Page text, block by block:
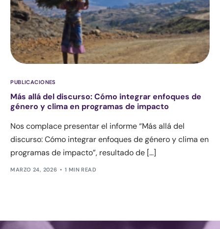
PUBLICACIONES
Más allá del discurso: Cómo integrar enfoques de
género y clima en programas de impacto
Nos complace presentar el informe “Más allá del
discurso: Cómo integrar enfoques de género y clima en
programas de impacto”, resultado de […]
MARZO 24, 2026 1 MIN READ